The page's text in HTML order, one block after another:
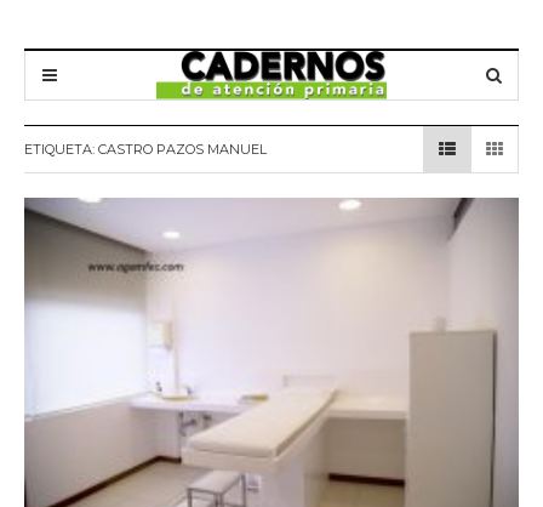
ETIQUETA: CASTRO PAZOS MANUEL